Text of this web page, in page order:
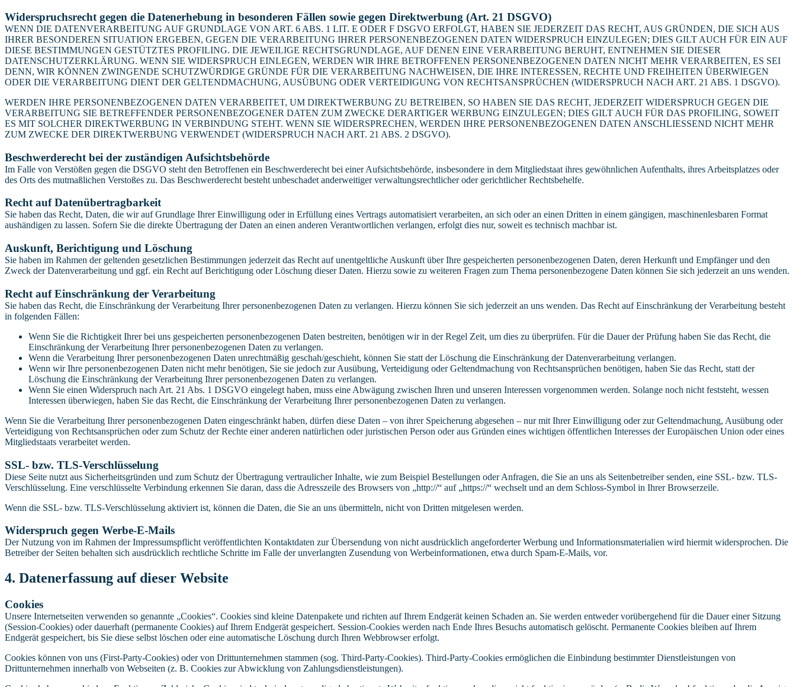
Widerspruchsrecht gegen die Datenerhebung in besonderen Fällen sowie gegen Direktwerbung (Art. 21 DSGVO)
WENN DIE DATENVERARBEITUNG AUF GRUNDLAGE VON ART. 6 ABS. 1 LIT. E ODER F DSGVO ERFOLGT, HABEN SIE JEDERZEIT DAS RECHT, AUS GRÜNDEN, DIE SICH AUS
IHRER BESONDEREN SITUATION ERGEBEN, GEGEN DIE VERARBEITUNG IHRER PERSONENBEZOGENEN DATEN WIDERSPRUCH EINZULEGEN; DIES GILT AUCH FÜR EIN AUF
DIESE BESTIMMUNGEN GESTÜTZTES PROFILING. DIE JEWEILIGE RECHTSGRUNDLAGE, AUF DENEN EINE VERARBEITUNG BERUHT, ENTNEHMEN SIE DIESER
DATENSCHUTZERKLÄRUNG. WENN SIE WIDERSPRUCH EINLEGEN, WERDEN WIR IHRE BETROFFENEN PERSONENBEZOGENEN DATEN NICHT MEHR VERARBEITEN, ES SEI
DENN, WIR KÖNNEN ZWINGENDE SCHUTZWÜRDIGE GRÜNDE FÜR DIE VERARBEITUNG NACHWEISEN, DIE IHRE INTERESSEN, RECHTE UND FREIHEITEN ÜBERWIEGEN
ODER DIE VERARBEITUNG DIENT DER GELTENDMACHUNG, AUSÜBUNG ODER VERTEIDIGUNG VON RECHTSANSPRÜCHEN (WIDERSPRUCH NACH ART. 21 ABS. 1 DSGVO).
WERDEN IHRE PERSONENBEZOGENEN DATEN VERARBEITET, UM DIREKTWERBUNG ZU BETREIBEN, SO HABEN SIE DAS RECHT, JEDERZEIT WIDERSPRUCH GEGEN DIE
VERARBEITUNG SIE BETREFFENDER PERSONENBEZOGENER DATEN ZUM ZWECKE DERARTIGER WERBUNG EINZULEGEN; DIES GILT AUCH FÜR DAS PROFILING, SOWEIT
ES MIT SOLCHER DIREKTWERBUNG IN VERBINDUNG STEHT. WENN SIE WIDERSPRECHEN, WERDEN IHRE PERSONENBEZOGENEN DATEN ANSCHLIESSEND NICHT MEHR
ZUM ZWECKE DER DIREKTWERBUNG VERWENDET (WIDERSPRUCH NACH ART. 21 ABS. 2 DSGVO).
Beschwerde­recht bei der zuständigen Aufsichts­behörde
Im Falle von Verstößen gegen die DSGVO steht den Betroffenen ein Beschwerderecht bei einer Aufsichtsbehörde, insbesondere in dem Mitgliedstaat ihres gewöhnlichen Aufenthalts, ihres Arbeitsplatzes oder
des Orts des mutmaßlichen Verstoßes zu. Das Beschwerderecht besteht unbeschadet anderweitiger verwaltungsrechtlicher oder gerichtlicher Rechtsbehelfe.
Recht auf Daten­übertrag­barkeit
Sie haben das Recht, Daten, die wir auf Grundlage Ihrer Einwilligung oder in Erfüllung eines Vertrags automatisiert verarbeiten, an sich oder an einen Dritten in einem gängigen, maschinenlesbaren Format
aushändigen zu lassen. Sofern Sie die direkte Übertragung der Daten an einen anderen Verantwortlichen verlangen, erfolgt dies nur, soweit es technisch machbar ist.
Auskunft, Berichtigung und Löschung
Sie haben im Rahmen der geltenden gesetzlichen Bestimmungen jederzeit das Recht auf unentgeltliche Auskunft über Ihre gespeicherten personenbezogenen Daten, deren Herkunft und Empfänger und den
Zweck der Datenverarbeitung und ggf. ein Recht auf Berichtigung oder Löschung dieser Daten. Hierzu sowie zu weiteren Fragen zum Thema personenbezogene Daten können Sie sich jederzeit an uns wenden.
Recht auf Einschränkung der Verarbeitung
Sie haben das Recht, die Einschränkung der Verarbeitung Ihrer personenbezogenen Daten zu verlangen. Hierzu können Sie sich jederzeit an uns wenden. Das Recht auf Einschränkung der Verarbeitung besteht
in folgenden Fällen:
Wenn Sie die Richtigkeit Ihrer bei uns gespeicherten personenbezogenen Daten bestreiten, benötigen wir in der Regel Zeit, um dies zu überprüfen. Für die Dauer der Prüfung haben Sie das Recht, die
Einschränkung der Verarbeitung Ihrer personenbezogenen Daten zu verlangen.
Wenn die Verarbeitung Ihrer personenbezogenen Daten unrechtmäßig geschah/geschieht, können Sie statt der Löschung die Einschränkung der Datenverarbeitung verlangen.
Wenn wir Ihre personenbezogenen Daten nicht mehr benötigen, Sie sie jedoch zur Ausübung, Verteidigung oder Geltendmachung von Rechtsansprüchen benötigen, haben Sie das Recht, statt der
Löschung die Einschränkung der Verarbeitung Ihrer personenbezogenen Daten zu verlangen.
Wenn Sie einen Widerspruch nach Art. 21 Abs. 1 DSGVO eingelegt haben, muss eine Abwägung zwischen Ihren und unseren Interessen vorgenommen werden. Solange noch nicht feststeht, wessen
Interessen überwiegen, haben Sie das Recht, die Einschränkung der Verarbeitung Ihrer personenbezogenen Daten zu verlangen.
Wenn Sie die Verarbeitung Ihrer personenbezogenen Daten eingeschränkt haben, dürfen diese Daten – von ihrer Speicherung abgesehen – nur mit Ihrer Einwilligung oder zur Geltendmachung, Ausübung oder
Verteidigung von Rechtsansprüchen oder zum Schutz der Rechte einer anderen natürlichen oder juristischen Person oder aus Gründen eines wichtigen öffentlichen Interesses der Europäischen Union oder eines
Mitgliedstaats verarbeitet werden.
SSL- bzw. TLS-Verschlüsselung
Diese Seite nutzt aus Sicherheitsgründen und zum Schutz der Übertragung vertraulicher Inhalte, wie zum Beispiel Bestellungen oder Anfragen, die Sie an uns als Seitenbetreiber senden, eine SSL- bzw. TLS-
Verschlüsselung. Eine verschlüsselte Verbindung erkennen Sie daran, dass die Adresszeile des Browsers von „http://“ auf „https://“ wechselt und an dem Schloss-Symbol in Ihrer Browserzeile.
Wenn die SSL- bzw. TLS-Verschlüsselung aktiviert ist, können die Daten, die Sie an uns übermitteln, nicht von Dritten mitgelesen werden.
Widerspruch gegen Werbe-E-Mails
Der Nutzung von im Rahmen der Impressumspflicht veröffentlichten Kontaktdaten zur Übersendung von nicht ausdrücklich angeforderter Werbung und Informationsmaterialien wird hiermit widersprochen. Die
Betreiber der Seiten behalten sich ausdrücklich rechtliche Schritte im Falle der unverlangten Zusendung von Werbeinformationen, etwa durch Spam-E-Mails, vor.
4. Datenerfassung auf dieser Website
Cookies
Unsere Internetseiten verwenden so genannte „Cookies“. Cookies sind kleine Datenpakete und richten auf Ihrem Endgerät keinen Schaden an. Sie werden entweder vorübergehend für die Dauer einer Sitzung
(Session-Cookies) oder dauerhaft (permanente Cookies) auf Ihrem Endgerät gespeichert. Session-Cookies werden nach Ende Ihres Besuchs automatisch gelöscht. Permanente Cookies bleiben auf Ihrem
Endgerät gespeichert, bis Sie diese selbst löschen oder eine automatische Löschung durch Ihren Webbrowser erfolgt.
Cookies können von uns (First-Party-Cookies) oder von Drittunternehmen stammen (sog. Third-Party-Cookies). Third-Party-Cookies ermöglichen die Einbindung bestimmter Dienstleistungen von
Drittunternehmen innerhalb von Webseiten (z. B. Cookies zur Abwicklung von Zahlungsdienstleistungen).